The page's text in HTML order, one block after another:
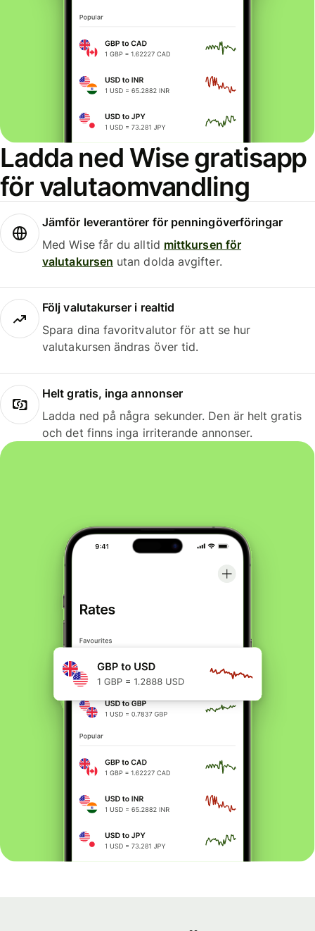
Ladda ned Wise gratisapp
för valutaomvandling
Jämför leverantörer för penningöverföringar
Med Wise får du alltid mittkursen för
valutakursen utan dolda avgifter.
Följ valutakurser i realtid
Spara dina favoritvalutor för att se hur
valutakursen ändras över tid.
Helt gratis, inga annonser
Ladda ned på några sekunder. Den är helt gratis
och det finns inga irriterande annonser.